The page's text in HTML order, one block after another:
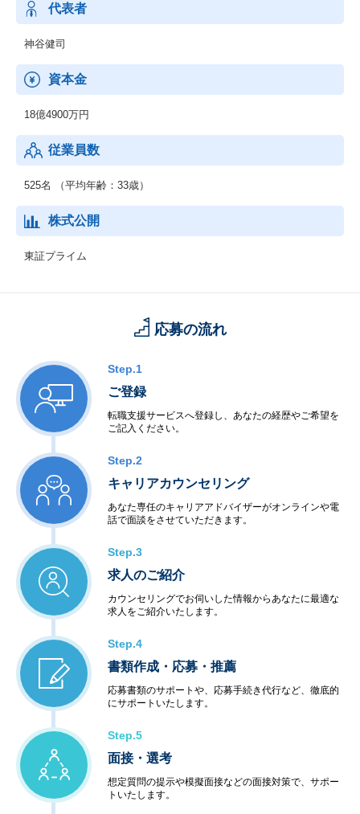
・グーバイク
・・・中古バイクのバイヤーズガイド。新車・ニューモデル紹介
や用品情報なども充実。
【法人向けサービス】
・週間オークション情報
に収集・整理し、週刊情報誌として刊行されるデータブック。
・自動車流通新聞
・・・プロトオリジナルのコンテンツが豊富にラインナップされ
た「自動車流通新聞」。多くの業界関係者に読まれている全国最
代表者
神谷健司
資本金
18億4900万円
従業員数
525名 （平均年齢：33歳）
株式公開
東証プライム
応募の流れ
Step.1
ご登録
転職支援サービスへ登録し、あなたの経歴やご希望を
ご記入ください。
Step.2
キャリアカウンセリング
あなた専任のキャリアアドバイザーがオンラインや電
話で面談をさせていただきます。
Step.3
求人のご紹介
カウンセリングでお伺いした情報からあなたに最適な
求人をご紹介いたします。
Step.4
書類作成・応募・推薦
応募書類のサポートや、応募手続き代行など、徹底的
にサポートいたします。
Step.5
面接・選考
想定質問の提示や模擬面接などの面接対策で、サポー
トいたします。